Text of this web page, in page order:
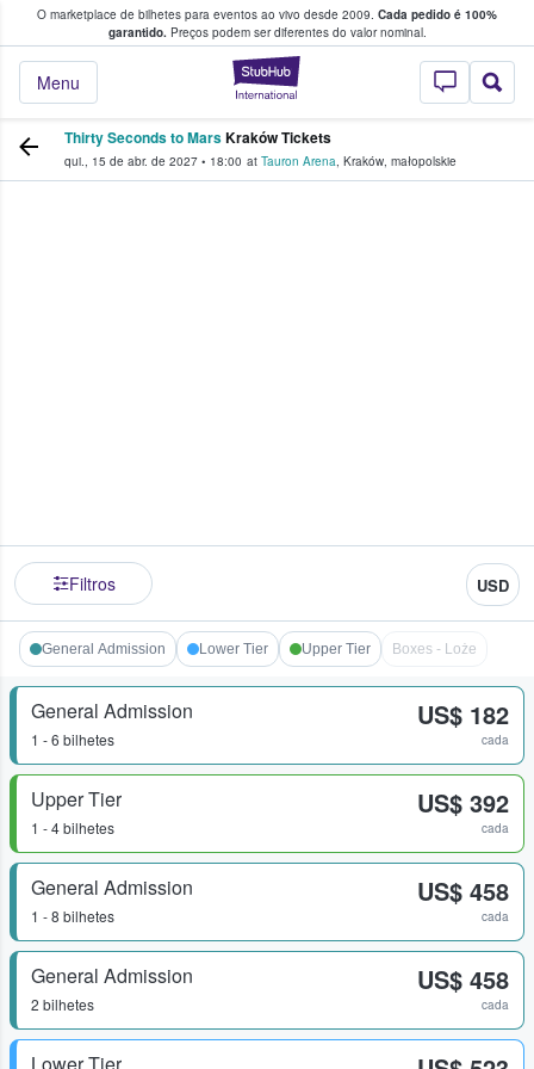
O marketplace de bilhetes para eventos ao vivo desde 2009. Cada pedido é 100%
garantido.Preços podem ser diferentes do valor nominal.
StubHub – onde
Menu
fãs compram e vendem bilhetes
Thirty Seconds to MarsKraków Tickets
qui., 15 de abr. de 2027 • 18:00 at Tauron Arena, Kraków, małopolskie
Filtros USD
General Admission Lower Tier Upper Tier Boxes - Loże
General Admission
1 - 6 bilhetes
US$ 182
cada
Upper Tier
1 - 4 bilhetes
US$ 392
cada
General Admission
1 - 8 bilhetes
US$ 458
cada
General Admission
2 bilhetes
US$ 458
cada